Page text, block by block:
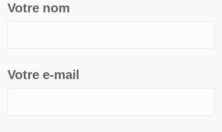
Votre nom
Votre e-mail